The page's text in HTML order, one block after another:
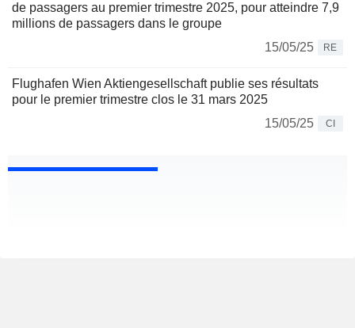
de passagers au premier trimestre 2025, pour atteindre 7,9
millions de passagers dans le groupe
15/05/25
RE
Flughafen Wien Aktiengesellschaft publie ses résultats
pour le premier trimestre clos le 31 mars 2025
15/05/25
CI